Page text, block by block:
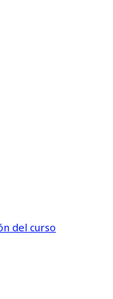
del curso